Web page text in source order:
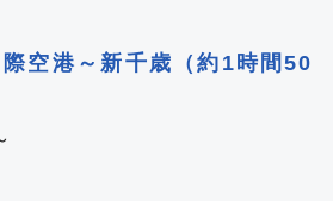
空港～新千歳（約1時間50